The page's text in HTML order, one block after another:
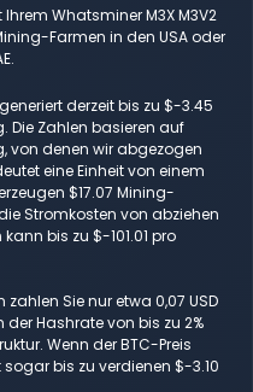
Whatsminer M3X M3V2
Farmen in den USA oder
derzeit bis zu $-3.45
Die Zahlen basieren auf
von denen wir abgezogen
eine Einheit von einem
$17.07 Mining-
Stromkosten von abziehen
bis zu $-101.01 pro
Sie nur etwa 0,07 USD
Hashrate von bis zu 2%
Wenn der BTC-Preis
bis zu verdienen $-3.10